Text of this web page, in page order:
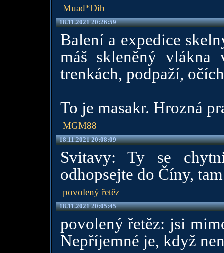
Muad*Dib
18.11.2021 20:26:59
Balení a expedice
máš skleněný vlákna
trenkách, podpaží,
To je masakr. Hrozná
MGM88
18.11.2021 20:08:09
Svitavy: Ty se
odhopsejte do Číny,
povolený řetěz
18.11.2021 20:05:45
povolený řetěz: jsi
Nepříjemné je, když